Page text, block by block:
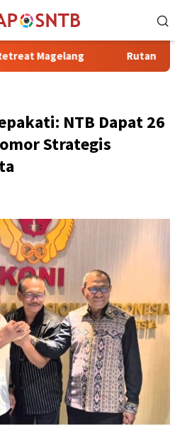
Rutan Kelas IIB Raba
NTB Dapat 26
Strategis